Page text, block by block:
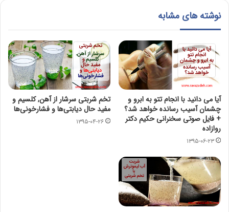
نوشته های مشابه
آیا می دانید با انجام تتو به ابرو و
چشمان آسیب رسانده خواهد شد؟
+ فایل صوتی سخنرانی حکیم دکتر
روازاده
۱۳۹۵-۰۶-۲۳
تخم شربتی سرشار از آهن, کلسیم و
مفید حال دیابتی‌ها و فشارخونی‌ها
۱۳۹۵-۰۴-۲۶